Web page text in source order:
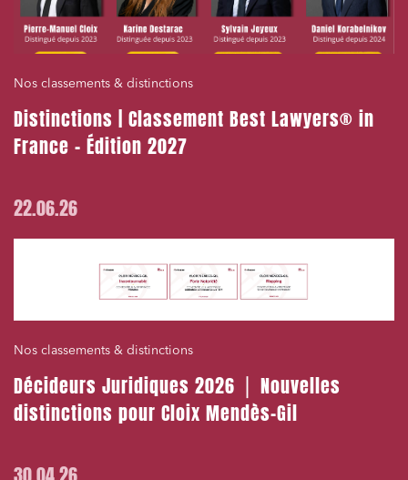
Nos classements & distinctions
Distinctions | Classement Best Lawyers® in
France – Édition 2027
22.06.26
Nos classements & distinctions
Décideurs Juridiques 2026 ⎪ Nouvelles
distinctions pour Cloix Mendès-Gil